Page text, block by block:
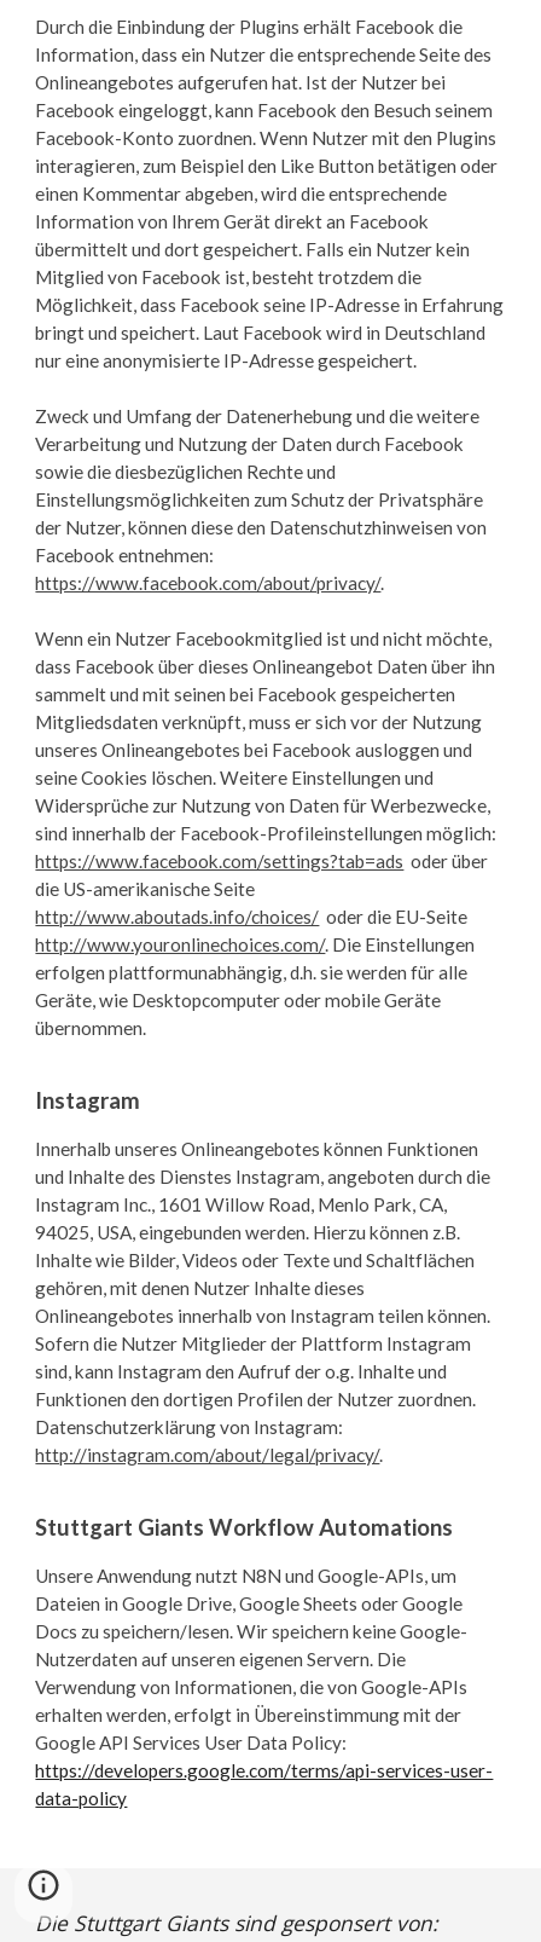
Durch die Einbindung der Plugins erhält Facebook die
Information, dass ein Nutzer die entsprechende Seite des
Onlineangebotes aufgerufen hat. Ist der Nutzer bei
Facebook eingeloggt, kann Facebook den Besuch seinem
Facebook-Konto zuordnen. Wenn Nutzer mit den Plugins
interagieren, zum Beispiel den Like Button betätigen oder
einen Kommentar abgeben, wird die entsprechende
Information von Ihrem Gerät direkt an Facebook
übermittelt und dort gespeichert. Falls ein Nutzer kein
Mitglied von Facebook ist, besteht trotzdem die
Möglichkeit, dass Facebook seine IP-Adresse in Erfahrung
bringt und speichert. Laut Facebook wird in Deutschland
nur eine anonymisierte IP-Adresse gespeichert.
Zweck und Umfang der Datenerhebung und die weitere
Verarbeitung und Nutzung der Daten durch Facebook
sowie die diesbezüglichen Rechte und
Einstellungsmöglichkeiten zum Schutz der Privatsphäre
der Nutzer, können diese den Datenschutzhinweisen von
Facebook entnehmen:
https://www.facebook.com/about/privacy/.
Wenn ein Nutzer Facebookmitglied ist und nicht möchte,
dass Facebook über dieses Onlineangebot Daten über ihn
sammelt und mit seinen bei Facebook gespeicherten
Mitgliedsdaten verknüpft, muss er sich vor der Nutzung
unseres Onlineangebotes bei Facebook ausloggen und
seine Cookies löschen. Weitere Einstellungen und
Widersprüche zur Nutzung von Daten für Werbezwecke,
sind innerhalb der Facebook-Profileinstellungen möglich:
https://www.facebook.com/settings?tab=ads oder über
die US-amerikanische Seite
http://www.aboutads.info/choices/ oder die EU-Seite
http://www.youronlinechoices.com/. Die Einstellungen
erfolgen plattformunabhängig, d.h. sie werden für alle
Geräte, wie Desktopcomputer oder mobile Geräte
übernommen.
Instagram
Innerhalb unseres Onlineangebotes können Funktionen
und Inhalte des Dienstes Instagram, angeboten durch die
Instagram Inc., 1601 Willow Road, Menlo Park, CA,
94025, USA, eingebunden werden. Hierzu können z.B.
Inhalte wie Bilder, Videos oder Texte und Schaltflächen
gehören, mit denen Nutzer Inhalte dieses
Onlineangebotes innerhalb von Instagram teilen können.
Sofern die Nutzer Mitglieder der Plattform Instagram
sind, kann Instagram den Aufruf der o.g. Inhalte und
Funktionen den dortigen Profilen der Nutzer zuordnen.
Datenschutzerklärung von Instagram:
http://instagram.com/about/legal/privacy/.
Stuttgart Giants Workflow Automations
Unsere Anwendung nutzt N8N und Google-APIs, um
Dateien in Google Drive, Google Sheets oder Google
Docs zu speichern/lesen. Wir speichern keine Google-
Nutzerdaten auf unseren eigenen Servern. Die
Verwendung von Informationen, die von Google-APIs
erhalten werden, erfolgt in Übereinstimmung mit der
Google API Services User Data Policy:
https://developers.google.com/terms/api-services-user-
data-policy
Die Stuttgart Giants sind gesponsert von: